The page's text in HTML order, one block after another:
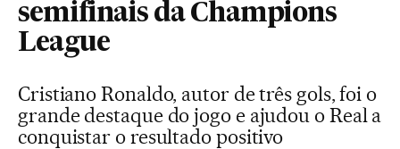
semifinais da Champions
League
Cristiano Ronaldo, autor de três gols, foi o
grande destaque do jogo e ajudou o Real a
conquistar o resultado positivo